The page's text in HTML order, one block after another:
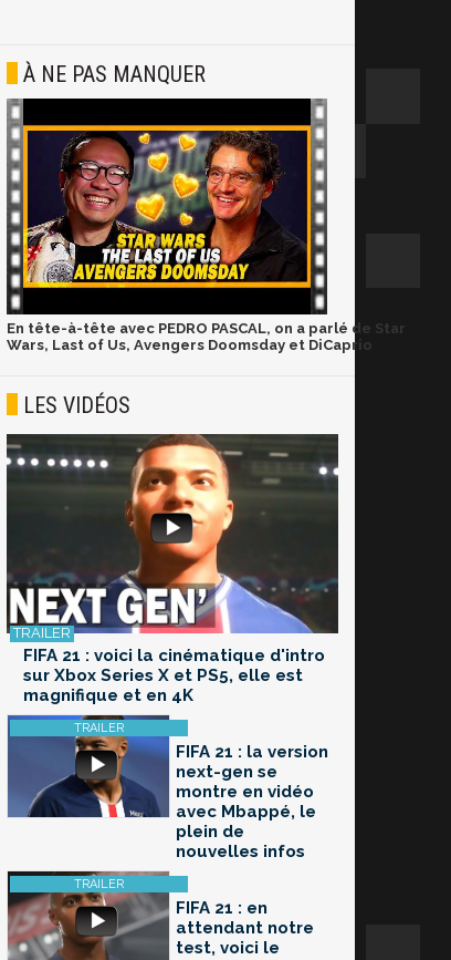
À NE PAS MANQUER
En tête-à-tête avec PEDRO PASCAL, on a parlé de Star
Wars, Last of Us, Avengers Doomsday et DiCaprio
LES VIDÉOS
FIFA 21 : voici la cinématique d'intro
sur Xbox Series X et PS5, elle est
magnifique et en 4K
FIFA 21 : la version
next-gen se
montre en vidéo
avec Mbappé, le
plein de
nouvelles infos
FIFA 21 : en
attendant notre
test, voici le